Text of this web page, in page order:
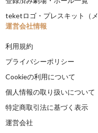
teketロゴ・プレスキット（メ
運営会社情報
利用規約
プライバシーポリシー
Cookieの利用について
個人情報の取り扱いについて
特定商取引法に基づく表示
運営会社